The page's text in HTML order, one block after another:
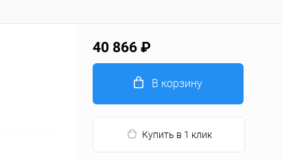
40 866 ₽
В корзину
Купить в 1 клик